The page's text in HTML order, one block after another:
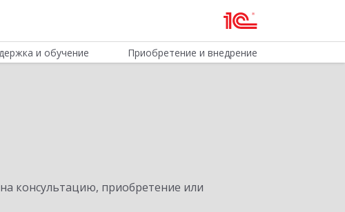
и обучение Приобретение и внедрение
консультацию, приобретение или